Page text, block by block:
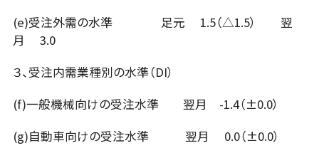
(e)受注外需の水準 足元 1.5（△1.5） 翌
月 3.0
３、受注内需業種別の水準（DI）
(f)一般機械向けの受注水準 翌月 -1.4（±0.0）
(g)自動車向けの受注水準 翌月 0.0（±0.0）